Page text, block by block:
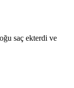
saç ekterdi ve